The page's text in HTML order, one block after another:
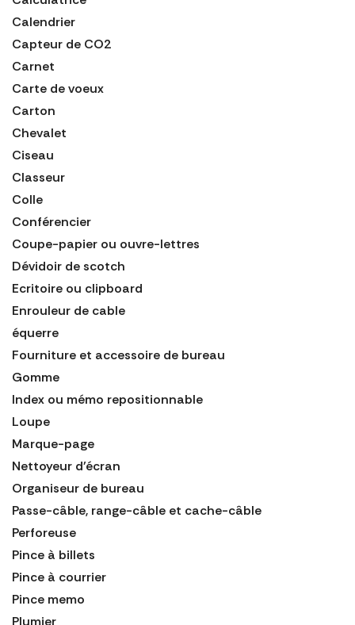
Calendrier
Capteur de CO2
Carnet
Carte de voeux
Carton
Chevalet
Ciseau
Classeur
Colle
Conférencier
Coupe-papier ou ouvre-lettres
Dévidoir de scotch
Ecritoire ou clipboard
Enrouleur de cable
équerre
Fourniture et accessoire de bureau
Gomme
Index ou mémo repositionnable
Loupe
Marque-page
Nettoyeur d'écran
Organiseur de bureau
Passe-câble, range-câble et cache-câble
Perforeuse
Pince à billets
Pince à courrier
Pince memo
Plumier